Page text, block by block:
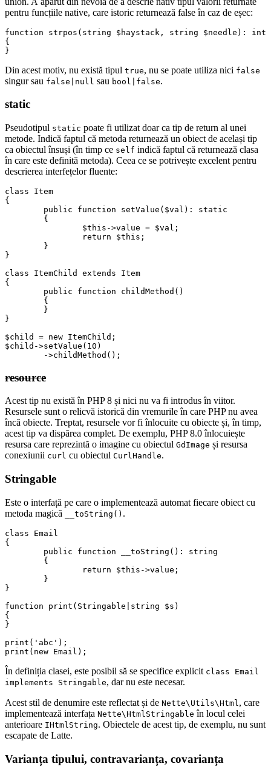
pentru funcțiile native, care istoric returnează false în caz de eșec:
function strpos(string $haystack, string $needle):
{
Din acest motiv, nu există tipul true, nu se poate utiliza nici false
singur sau false|null sau bool|false.
static
Pseudotipul static poate fi utilizat doar ca tip de return al unei
metode. Indică faptul că metoda returnează un obiect de același tip
ca obiectul însuși (în timp ce self indică faptul că returnează clasa
în care este definită metoda). Ceea ce se potrivește excelent pentru
descrierea interfețelor fluente:
class Item
{
}
class ItemChild extends Item
{
}
$child = new ItemChild;
$child->setValue(10)
resource
Acest tip nu există în PHP 8 și nici nu va fi introdus în viitor.
Resursele sunt o relicvă istorică din vremurile în care PHP nu avea
încă obiecte. Treptat, resursele vor fi înlocuite cu obiecte și, în timp,
acest tip va dispărea complet. De exemplu, PHP 8.0 înlocuiește
resursa care reprezintă o imagine cu obiectul GdImage și resursa
conexiunii curl cu obiectul CurlHandle.
Stringable
Este o interfață pe care o implementează automat fiecare obiect cu
metoda magică
__toString() .
class Email
{
}
function print(Stringable|string $s)
{
}
print('abc');
În definiția clasei, este posibil să se specifice explicit class Email
implements Stringable, dar nu este necesar.
Acest stil de denumire este reflectat și de Nette\Utils\Html , care
implementează interfața Nette\HtmlStringable în locul celei
anterioare IHtmlString. Obiectele de acest tip, de exemplu, nu sunt
escapate de Latte.
Varianța tipului, contravarianța, covarianța